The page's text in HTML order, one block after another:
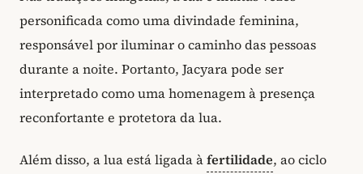
personificada como uma divindade feminina,
responsável por iluminar o caminho das pessoas
durante a noite. Portanto, Jacyara pode ser
interpretado como uma homenagem à presença
reconfortante e protetora da lua.
Além disso, a lua está ligada àfertilidade, ao ciclo